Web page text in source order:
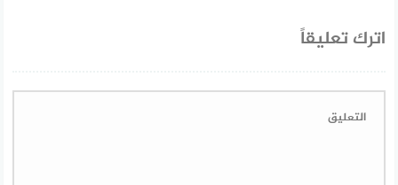
اترك تعليقاً